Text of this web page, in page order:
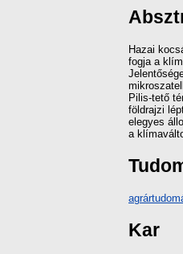
Hazai
fogja a
Pilis-tető
földrajzi
elegyes
a
Kar